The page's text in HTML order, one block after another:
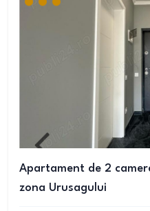
Apartament de 2
zona Urusagului